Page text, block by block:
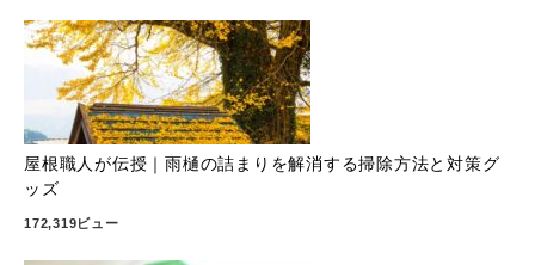
屋根職人が伝授｜雨樋の詰まりを解消する掃除方法と対策グ
ッズ
172,319ビュー